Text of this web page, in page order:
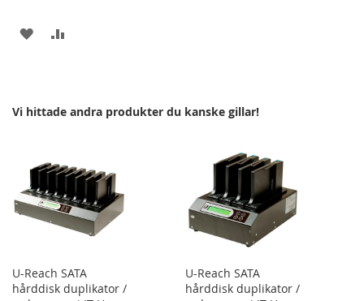
LÄGG
ÖNSKELISTA
JÄMFÖR
Vi hittade andra produkter du kanske gillar!
U-Reach SATA
hårddisk duplikator /
U-Reach SATA
hårddisk duplikator /